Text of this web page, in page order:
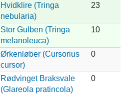
Hvidklire (Tringa
nebularia)
23
Stor Gulben (Tringa
melanoleuca)
10
Ørkenløber (Cursorius
cursor)
0
Rødvinget Braksvale
(Glareola pratincola)
0